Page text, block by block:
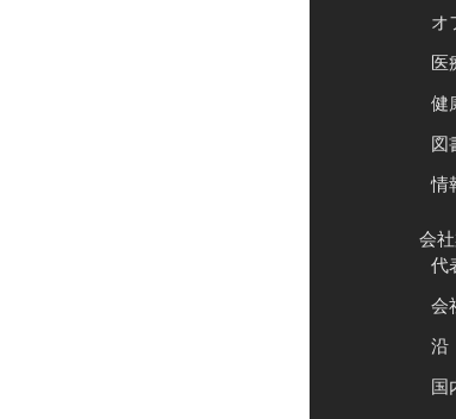
オ
医
健
図
情
会
代
会
国